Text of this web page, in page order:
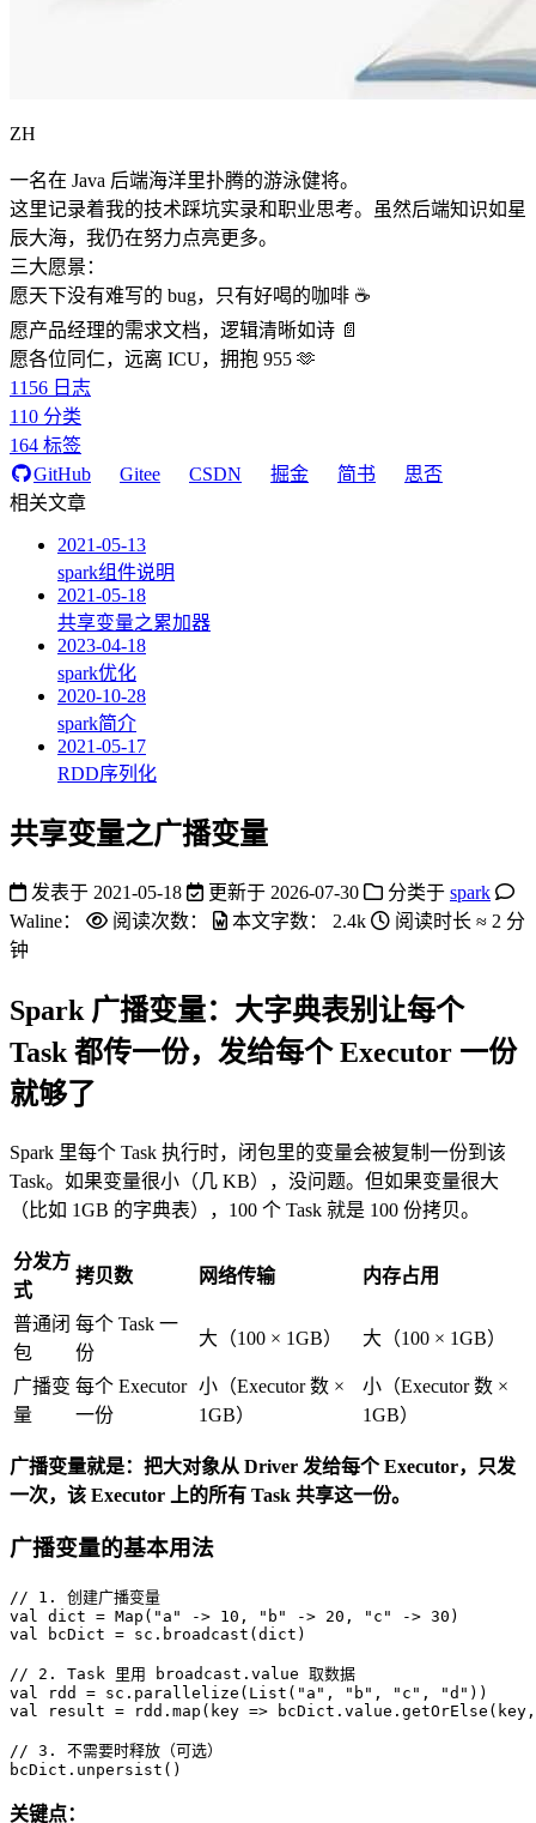
ZH
一名在 Java 后端海洋里扑腾的游泳健将。
这里记录着我的技术踩坑实录和职业思考。虽然后端知识如星
辰大海，我仍在努力点亮更多。
三大愿景：
愿天下没有难写的 bug，只有好喝的咖啡 ☕️
愿产品经理的需求文档，逻辑清晰如诗 📄
愿各位同仁，远离 ICU，拥抱 955 🫶
1156 日志
110 分类
164 标签
GitHub
Gitee CSDN 掘金 简书
思否
相关文章
2021-05-13
spark组件说明
2021-05-18
共享变量之累加器
2023-04-18
spark优化
2020-10-28
spark简介
2021-05-17
RDD序列化
共享变量之广播变量
发表于 2021-05-18 更新于 2026-07-30 分类于 spark
Waline：
阅读次数： 本文字数： 2.4k 阅读时长 ≈ 2 分
钟
Spark 广播变量：大字典表别让每个
Task 都传一份，发给每个 Executor 一份
就够了
Spark 里每个 Task 执行时，闭包里的变量会被复制一份到该
Task。如果变量很小（几 KB），没问题。但如果变量很大
（比如 1GB 的字典表），100 个 Task 就是 100 份拷贝。
分发方
式
拷贝数 网络传输 内存占用
普通闭
包
每个 Task 一
份
大（100 × 1GB） 大（100 × 1GB）
广播变
量
每个 Executor
一份
小（Executor 数 ×
1GB）
小（Executor 数 ×
1GB）
广播变量就是：把大对象从 Driver 发给每个 Executor，只发
一次，该 Executor 上的所有 Task 共享这一份。
广播变量的基本用法
// 1. 创建广播变量
val dict = Map ( "a" -> 10 , "b" -> 20 , "c" -> 30
val bcDict = sc.broadcast(dict)
// 2. Task 里用 broadcast.value 取数据
val rdd = sc.parallelize( List ( "a" , "b" , "c" , "d"
val result = rdd.map(key =>
// 3. 不需要时释放（可选）
bcDict.unpersist()
关键点：